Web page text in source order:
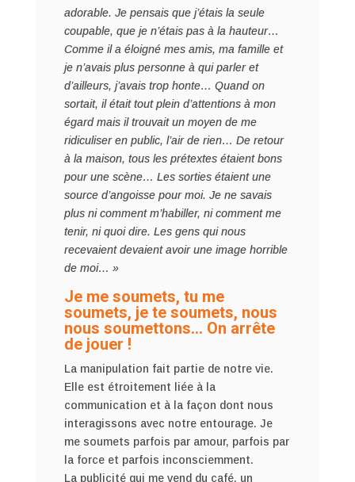
adorable. Je pensais que j’étais la seule
coupable, que je n’étais pas à la hauteur…
Comme il a éloigné mes amis, ma famille et
je n’avais plus personne à qui parler et
d’ailleurs, j’avais trop honte… Quand on
sortait, il était tout plein d’attentions à mon
égard mais il trouvait un moyen de me
ridiculiser en public, l’air de rien… De retour
à la maison, tous les prétextes étaient bons
pour une scène… Les sorties étaient une
source d’angoisse pour moi. Je ne savais
plus ni comment m’habiller, ni comment me
tenir, ni quoi dire. Les gens qui nous
recevaient devaient avoir une image horrible
de moi… »
Je me soumets, tu me
soumets, je te soumets, nous
nous soumettons… On arrête
de jouer !
La manipulation fait partie de notre vie.
Elle est étroitement liée à la
communication et à la façon dont nous
interagissons avec notre entourage. Je
me soumets parfois par amour, parfois par
la force et parfois inconsciemment.
La publicité qui me vend du café, un